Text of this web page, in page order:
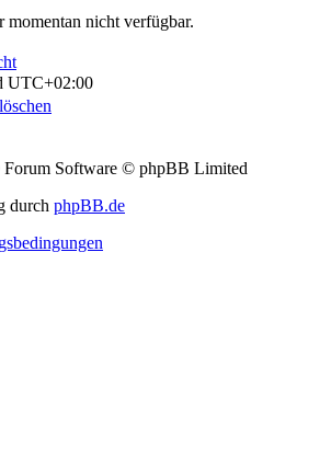
momentan nicht verfügbar.
UTC+02:00
Software © phpBB Limited
durch phpBB.de